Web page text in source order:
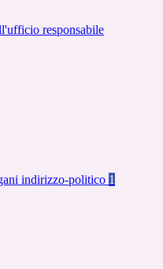
responsabile
indirizzo-politico 1